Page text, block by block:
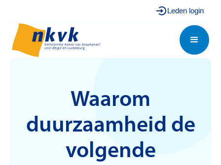
Leden login
Waarom
duurzaamheid de
volgende